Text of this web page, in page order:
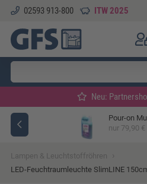
02593 913-800 ITW 2025
Neu:
Pour-on
nur 79,90 €
Lampen & Leuchtstoffröhren
LED-Feuchtraumleuchte SlimLINE